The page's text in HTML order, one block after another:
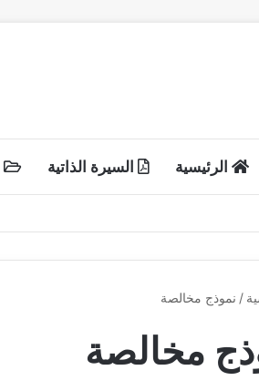
الرئيسية السيرة الذاتية
/ نموذج مخالصة
مخالصة